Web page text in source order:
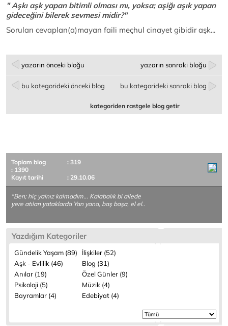
" Aşkı aşk yapan bitimli olması mı, yoksa; aşiğı aşık yapan
gideceğini bilerek sevmesi midir?"
Soruları cevaplan(a)mayan faili meçhul cinayet gibidir aşk...
yazarın önceki bloğu yazarın sonraki bloğu
bu kategorideki önceki blog bu kategorideki sonraki blog
kategoriden rastgele blog getir
Toplam blog
: 319
: 1390
Kayıt tarihi
: 29.10.06
"Ben; hiç yalnız kalmadım... Kalabalık bi ailede
yere atılan yataklarda Yan yana, baş başa, el el..
Yazdığım Kategoriler
Gündelik Yaşam (89)
İlişkiler (52)
Aşk - Evlilik (46)
Blog (31)
Anılar (19)
Özel Günler (9)
Psikoloji (5)
Müzik (4)
Bayramlar (4)
Edebiyat (4)